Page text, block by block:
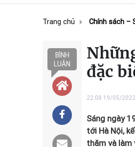
Trang chủ Chính sách –
BÌNH
LUẬN
đặc
22:08 19/05/2022
Sáng ngày
tới Hà Nội,
thăm và làm